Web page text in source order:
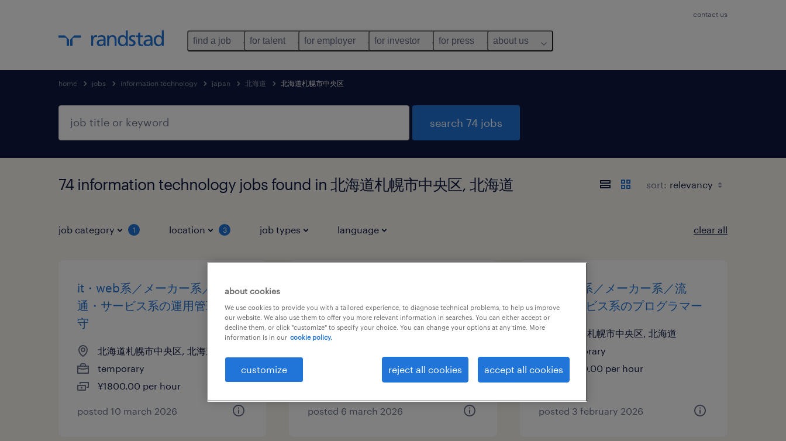
contact us
find a job for talent for employer for investor for press about us
home jobs information technology japan 北海道 北海道札幌市中央区
search 74 jobs
74 information technology jobs found in 北海道札幌市中央区, 北海道 sort:
job category 1 location 3 job types language clear all
it・web系／メーカー系／流
通・サービス系の運用管理・保
守
北海道札幌市中央区, 北海道
temporary
¥1800.00 per hour
posted 10 march 2026
通・サービス系の社内se
北海道札幌市中央区, 北海道
¥2400.00 per hour
posted 6 march 2026
it・web系／メーカー系／流
通・サービス系のプログラマー
北海道札幌市中央区, 北海道
temporary
¥2300.00 per hour
posted 3 february 2026
about cookies
We use cookies to provide you with a tailored experience, to diagnose technical problems, to help us improve
our website. We also use them to offer you more relevant information in searches. You can either accept or
decline them, or click "customize" to specify your choice. You can change your options at any time. More
information is in our cookie policy.
customize reject all cookies accept all cookies